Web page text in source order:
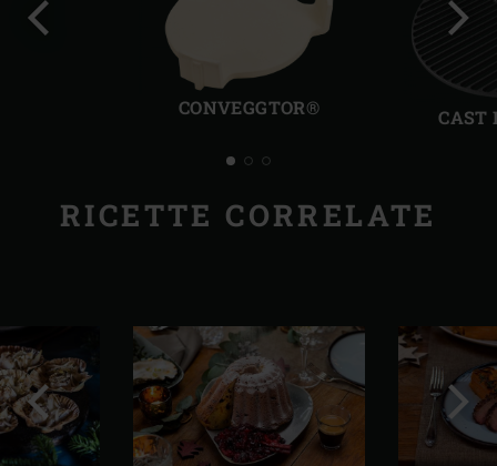
CONVEGGTOR® CAST
RICETTE CORRELATE
Precedente